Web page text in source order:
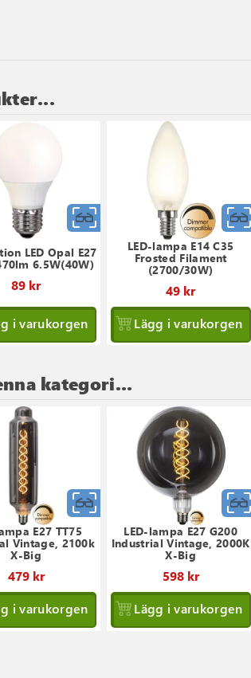
LED Opal E27
6.5W(40W)
89 kr
i varukorgen
LED-lampa E14 C35
Frosted Filament
(2700/30W)
49 kr
Lägg i varukorgen
kategori...
E27 TT75
Vintage, 2100k
X-Big
479 kr
i varukorgen
LED-lampa E27 G200
Industrial Vintage, 2000K
X-Big
598 kr
Lägg i varukorgen